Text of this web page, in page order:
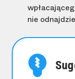
nie